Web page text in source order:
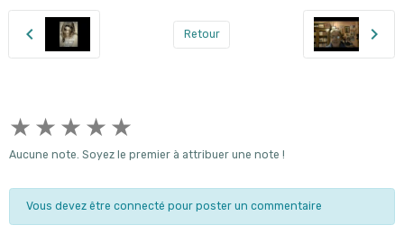
Retour
★ ★ ★ ★ ★
Aucune note. Soyez le premier à attribuer une note !
Vous devez être connecté pour poster un commentaire